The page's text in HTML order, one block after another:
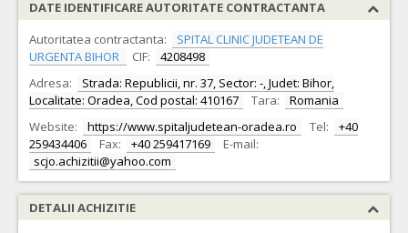
DATE IDENTIFICARE AUTORITATE CONTRACTANTA
Autoritatea contractanta:
SPITAL CLINIC JUDETEAN DE
URGENTA BIHOR
CIF:
4208498
Adresa:
Strada: Republicii, nr. 37, Sector: -, Judet: Bihor,
Localitate: Oradea, Cod postal: 410167
Tara:
Romania
Website:
https://www.spitaljudetean-oradea.ro Tel:
+40
259434406
Fax: +40 259417169
E-mail:
scjo.achizitii@yahoo.com
DETALII ACHIZITIE